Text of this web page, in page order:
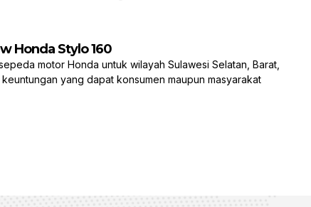
Honda Stylo 160
motor Honda untuk wilayah Sulawesi Selatan, Barat,
yang dapat konsumen maupun masyarakat